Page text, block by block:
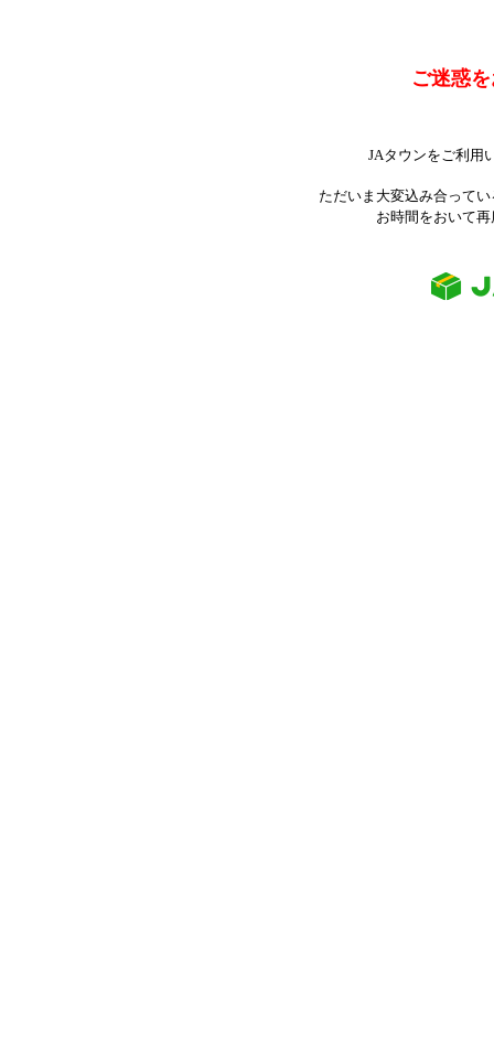
ご迷惑
JAタウンをご利用
ただいま大変込み合って
お時間をおいて